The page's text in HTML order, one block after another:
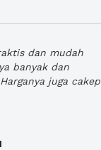
dan mudah
banyak dan
juga cakep